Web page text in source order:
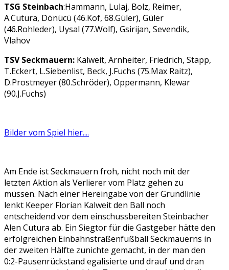
TSG Steinbach:Hammann, Lulaj, Bolz, Reimer,
A.Cutura, Dönücü (46.Kof, 68.Güler), Güler
(46.Rohleder), Uysal (77.Wolf), Gsirijan, Sevendik,
Vlahov
TSV Seckmauern: Kalweit, Arnheiter, Friedrich, Stapp,
T.Eckert, L.Siebenlist, Beck, J.Fuchs (75.Max Raitz),
D.Prostmeyer (80.Schröder), Oppermann, Klewar
(90.J.Fuchs)
Bilder vom Spiel hier....
Am Ende ist Seckmauern froh, nicht noch mit der
letzten Aktion als Verlierer vom Platz gehen zu
müssen. Nach einer Hereingabe von der Grundlinie
lenkt Keeper Florian Kalweit den Ball noch
entscheidend vor dem einschussbereiten Steinbacher
Alen Cutura ab. Ein Siegtor für die Gastgeber hätte den
erfolgreichen Einbahnstraßenfußball Seckmauerns in
der zweiten Hälfte zunichte gemacht, in der man den
0:2-Pausenrückstand egalisierte und drauf und dran